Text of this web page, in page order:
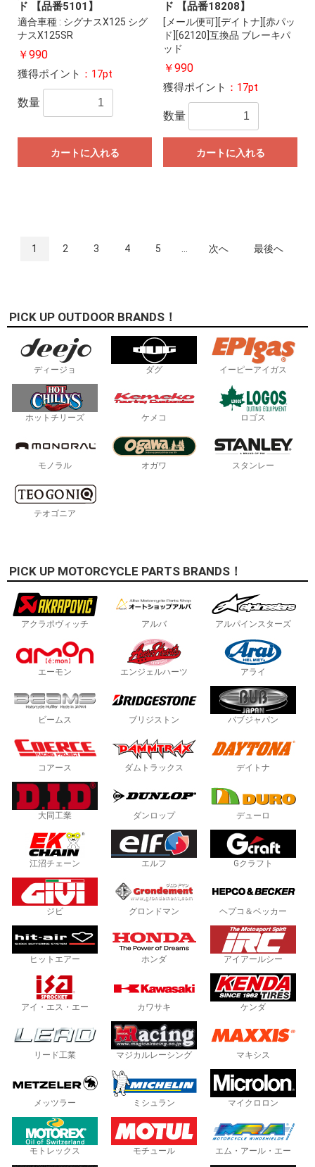
ド 【品番5101】
適合車種 : シグナスX125 シグ
ナスX125SR
￥990
獲得ポイント ：17pt
数量
カートに入れる
ド 【品番18208】
[メール便可][デイトナ][赤パッ
ド][62120]互換品 ブレーキパ
ッド
￥990
獲得ポイント ：17pt
数量
カートに入れる
1 2 3 4 5 次へ 最後へ
PICK UP OUTDOOR BRANDS！
ディージョ ダグ イーピーアイガス
ホットチリーズ ケメコ ロゴス
モノラル オガワ スタンレー
テオゴニア
PICK UP MOTORCYCLE PARTS BRANDS！
アクラポヴィッチ アルバ アルパインスターズ
エーモン エンジェルハーツ アライ
ビームス ブリジストン バブジャパン
コアース ダムトラックス デイトナ
大同工業 ダンロップ デューロ
江沼チェーン エルフ Gクラフト
ジビ グロンドマン ヘプコ＆ベッカー
ヒットエアー ホンダ アイアールシー
アイ・エス・エー カワサキ ケンダ
リード工業 マジカルレーシング マキシス
メッツラー ミシュラン マイクロロン
モトレックス モチュール エム・アール・エー